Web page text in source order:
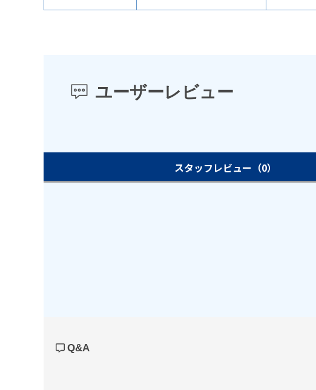
ユーザーレビュー
スタッフレビュー （0）
Q&A